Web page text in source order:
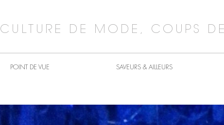
CULTURE DE MODE, COUPS
POINT DE VUE SAVEURS & AILLEURS